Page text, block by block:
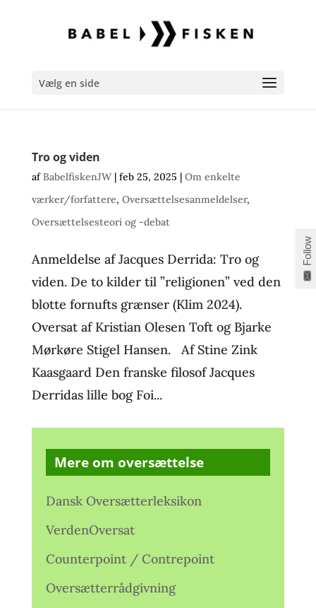
Vælg en side
Tro og viden
afBabelfiskenJW| feb 25, 2025 | Om enkelte
værker/forfattere, Oversættelsesanmeldelser,
Oversættelsesteori og -debat
Anmeldelse af Jacques Derrida: Tro og
viden. De to kilder til ”religionen” ved den
blotte fornufts grænser (Klim 2024).
Oversat af Kristian Olesen Toft og Bjarke
Mørkøre Stigel Hansen. Af Stine Zink
Kaasgaard Den franske filosof Jacques
Derridas lille bog Foi...
Mere om oversættelse
Dansk Oversætterleksikon
VerdenOversat
Counterpoint / Contrepoint
Oversætterrådgivning
Follow